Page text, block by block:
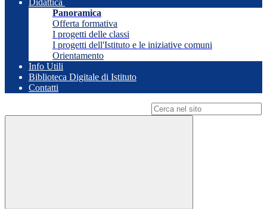
Didattica
Panoramica
Offerta formativa
I progetti delle classi
I progetti dell'Istituto e le iniziative comuni
Orientamento
Info Utili
Biblioteca Digitale di Istituto
Contatti